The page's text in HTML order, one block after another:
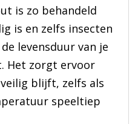
is zo behandeld
is en zelfs insecten
levensduur van je
Het zorgt ervoor
blijft, zelfs als
speeltiep